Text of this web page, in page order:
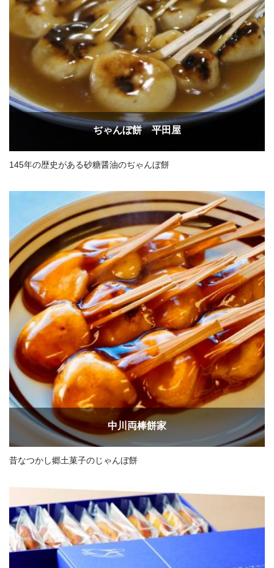
ぢゃんぼ餅 平田屋
145年の歴史がある砂糖醤油のぢゃんぼ餅
中川両棒餅家
昔なつかし郷土菓子のじゃんぼ餅